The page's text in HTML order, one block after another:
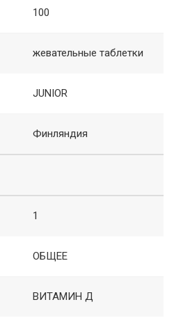
100
жевательные таблетки
JUNIOR
Финляндия
1
ОБЩЕЕ
ВИТАМИН Д